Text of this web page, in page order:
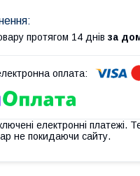
протягом 14 днів за
електронні платежі.
не покидаючи сайту.